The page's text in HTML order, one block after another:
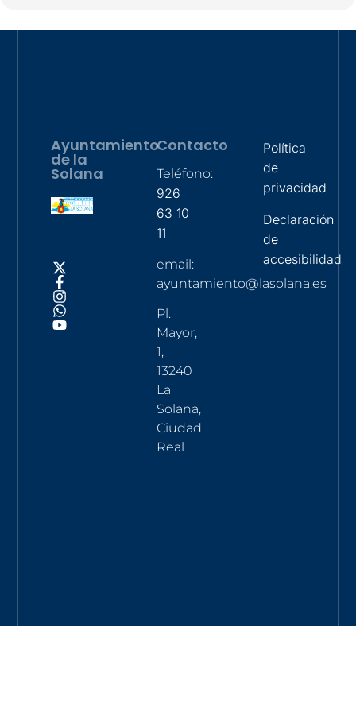
Ayuntamiento
de la
Solana
Contacto
Teléfono:
926
63 10
11
email:
ayuntamiento@lasolana.es
Pl.
Mayor,
1,
13240
La
Solana,
Ciudad
Real
Política
de
privacidad
Declaración
de
accesibilidad